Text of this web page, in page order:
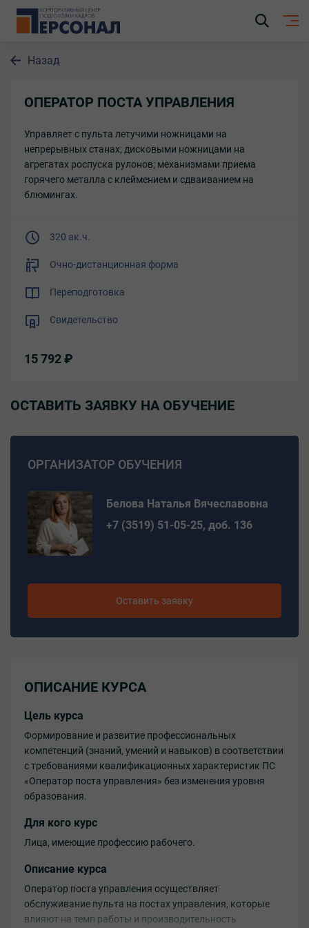
Назад
ОПЕРАТОР ПОСТА УПРАВЛЕНИЯ
Управляет с пульта летучими ножницами на
непрерывных станах; дисковыми ножницами на
агрегатах роспуска рулонов; механизмами приема
горячего металла с клеймением и сдваиванием на
блюмингах.
320 ак.ч.
Очно-дистанционная форма
Переподготовка
Свидетельство
15 792 ₽
ОСТАВИТЬ ЗАЯВКУ НА ОБУЧЕНИЕ
ОРГАНИЗАТОР ОБУЧЕНИЯ
Белова Наталья Вячеславовна
+7 (3519) 51-05-25, доб. 136
Оставить заявку
ОПИСАНИЕ КУРСА
Цель курса
Формирование и развитие профессиональных
компетенций (знаний, умений и навыков) в соответствии
с требованиями квалификационных характеристик ПС
«Оператор поста управления» без изменения уровня
образования.
Для кого курс
Лица, имеющие профессию рабочего.
Описание курса
Оператор поста управления осуществляет
обслуживание пульта на постах управления, которые
влияют на темп работы и производительность